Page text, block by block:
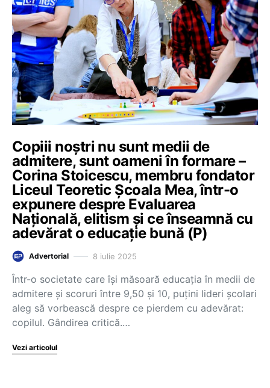
Copiii noștri nu sunt medii de
admitere, sunt oameni în formare –
Corina Stoicescu, membru fondator
Liceul Teoretic Școala Mea, într-o
expunere despre Evaluarea
Națională, elitism și ce înseamnă cu
adevărat o educație bună (P)
Advertorial 8 iulie 2025
Într-o societate care își măsoară educația în medii de
admitere și scoruri între 9,50 și 10, puțini lideri școlari
aleg să vorbească despre ce pierdem cu adevărat:
copilul. Gândirea critică.…
Vezi articolul